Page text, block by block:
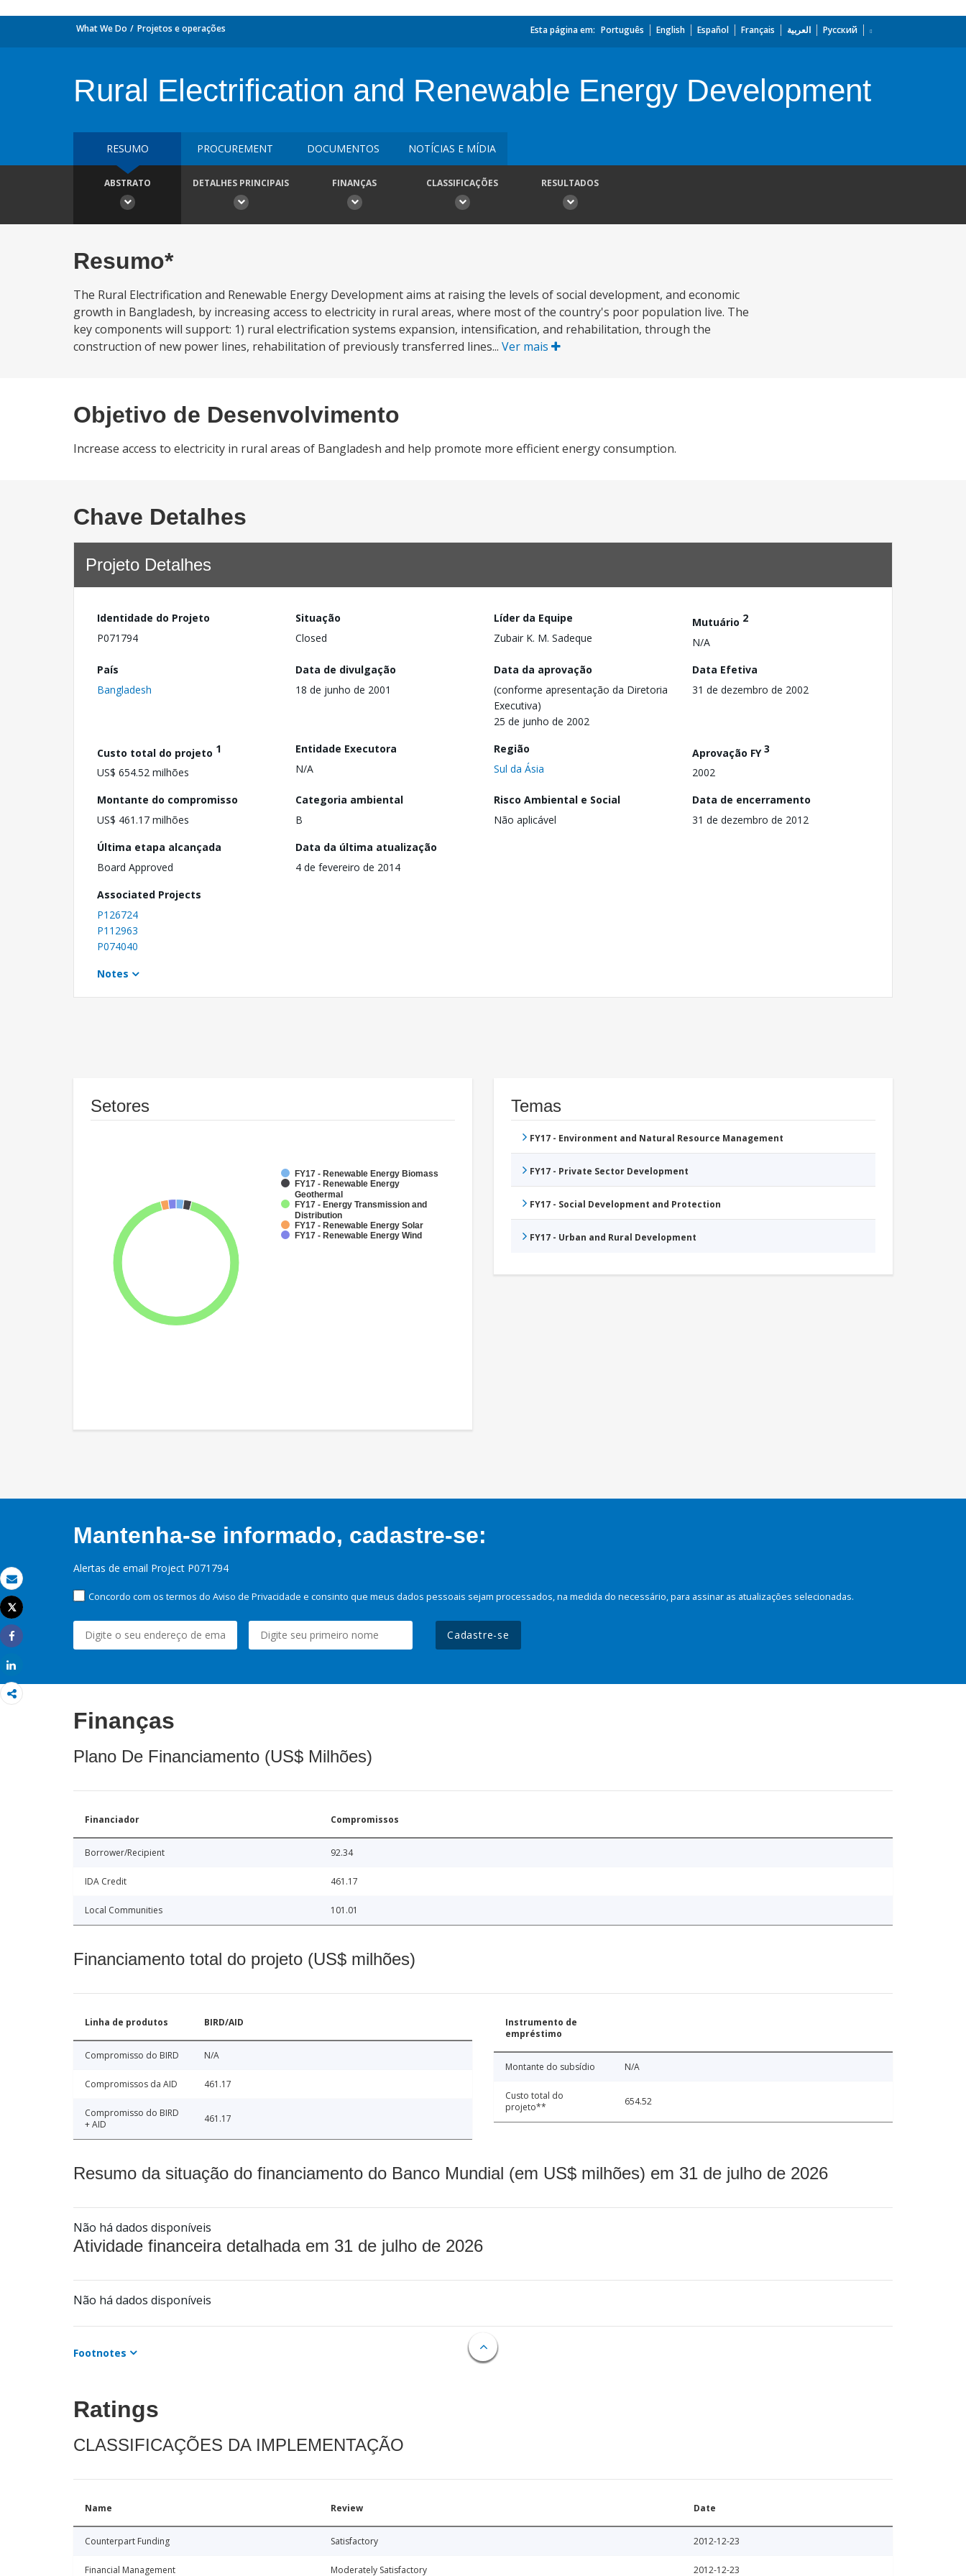
Email
Imprimir
Tweet
Share
What We Do Projetos e operações Esta página em: Português English Español Français العربية Русский
Rural Electrification and Renewable Energy Development
RESUMO PROCUREMENT DOCUMENTOS NOTÍCIAS E MÍDIA
ABSTRATO DETALHES PRINCIPAIS FINANÇAS CLASSIFICAÇÕES RESULTADOS
Resumo*
The Rural Electrification and Renewable Energy Development aims at raising the levels of social development, and economic
growth in Bangladesh, by increasing access to electricity in rural areas, where most of the country's poor population live. The
key components will support: 1) rural electrification systems expansion, intensification, and rehabilitation, through the
construction of new power lines, rehabilitation of previously transferred lines... Ver mais
Objetivo de Desenvolvimento
Increase access to electricity in rural areas of Bangladesh and help promote more efficient energy consumption.
Chave Detalhes
Projeto Detalhes
Identidade do Projeto
P071794
Situação
Closed
Líder da Equipe
Zubair K. M. Sadeque
Mutuário 2
N/A
País
Bangladesh
Data de divulgação
18 de junho de 2001
Data da aprovação
(conforme apresentação da Diretoria
Executiva)
25 de junho de 2002
Data Efetiva
31 de dezembro de 2002
Custo total do projeto 1
US$ 654.52 milhões
Entidade Executora
N/A
Região
Sul da Ásia
Aprovação FY3
2002
Montante do compromisso
US$ 461.17 milhões
Categoria ambiental
B
Risco Ambiental e Social
Não aplicável
Data de encerramento
31 de dezembro de 2012
Última etapa alcançada
Board Approved
Data da última atualização
4 de fevereiro de 2014
Associated Projects
P126724
P112963
P074040
Notes
Setores
FY17 - Renewable Energy Biomass
FY17 - Renewable Energy
Geothermal
FY17 - Energy Transmission and
Distribution
FY17 - Renewable Energy Solar
FY17 - Renewable Energy Wind
Temas
FY17 - Environment and Natural Resource Management
FY17 - Private Sector Development
FY17 - Social Development and Protection
FY17 - Urban and Rural Development
Mantenha-se informado, cadastre-se:
Alertas de email Project P071794
Concordo com os termos do Aviso de Privacidade e consinto que meus dados pessoais sejam processados, na medida do necessário, para assinar as atualizações selecionadas.
Cadastre-se
Finanças
Plano De Financiamento (US$ Milhões)
Financiador Compromissos
Borrower/Recipient 92.34
IDA Credit 461.17
Local Communities 101.01
Financiamento total do projeto (US$ milhões)
Linha de produtos BIRD/AID
Compromisso do BIRD N/A
Compromissos da AID 461.17
Compromisso do BIRD
+ AID
461.17
Instrumento de
empréstimo
Montante do subsídio N/A
Custo total do
projeto**
654.52
Resumo da situação do financiamento do Banco Mundial (em US$ milhões) em 31 de julho de 2026
Não há dados disponíveis
Atividade financeira detalhada em 31 de julho de 2026
Não há dados disponíveis
Footnotes
Ratings
CLASSIFICAÇÕES DA IMPLEMENTAÇÃO
Name Review Date
Counterpart Funding Satisfactory 2012-12-23
Financial Management Moderately Satisfactory 2012-12-23